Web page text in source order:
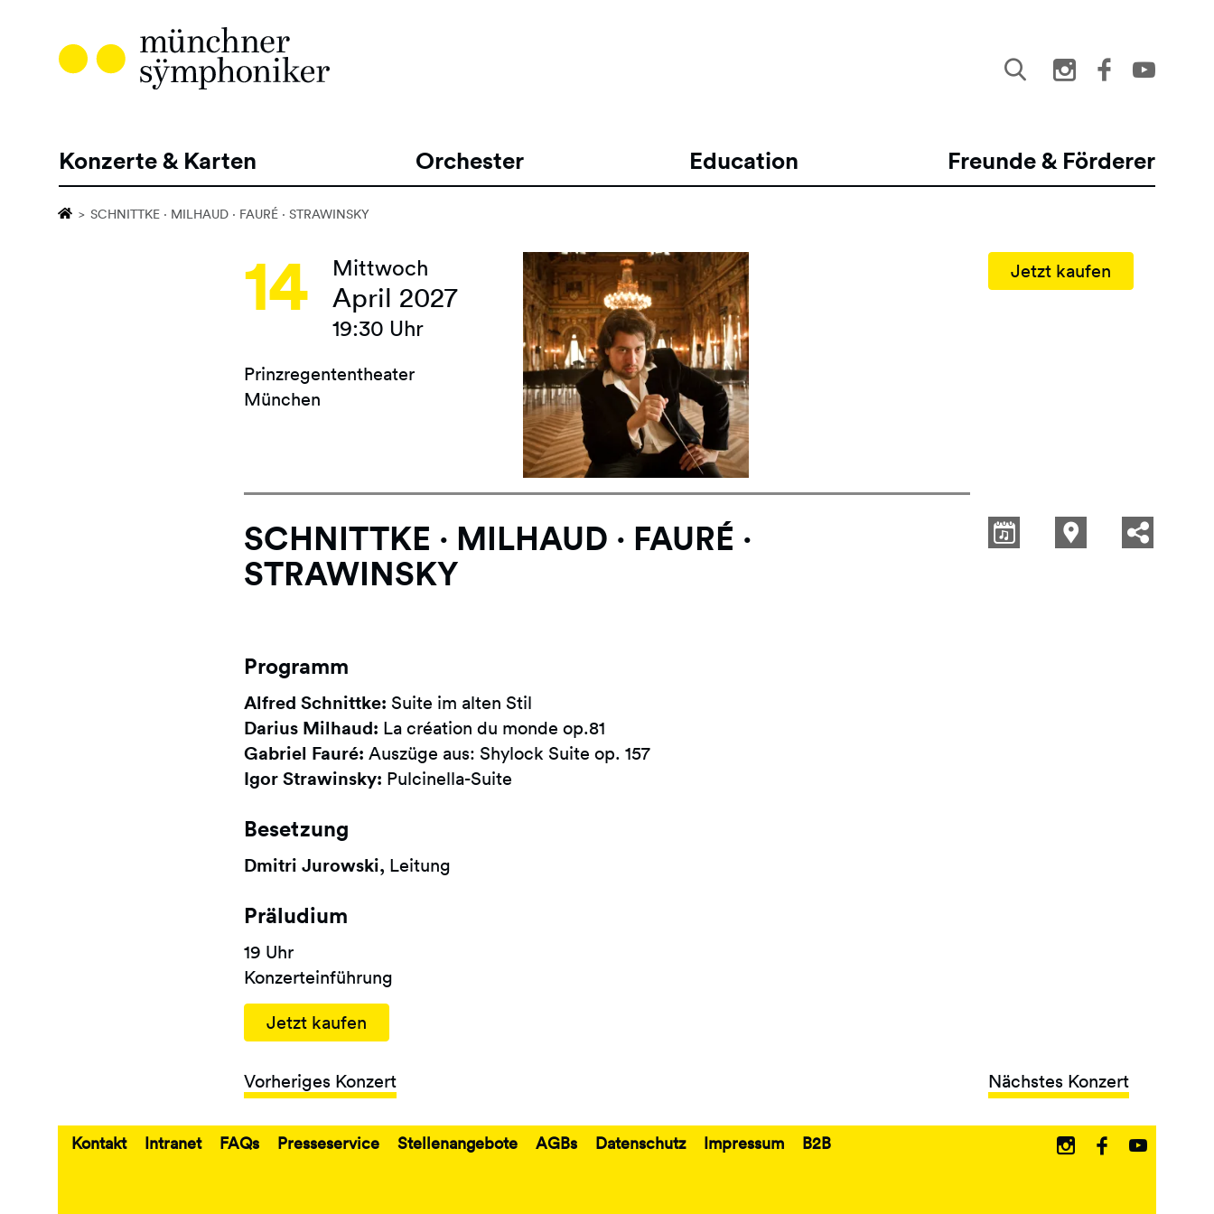
Hauptnavigation
Konzerte & Karten Orchester Education Freunde & Förderer
SCHNITTKE · MILHAUD · FAURÉ · STRAWINSKY
14 Mittwoch
April 2027
19:30 Uhr
Prinzregententheater
München
Jetzt kaufen
SCHNITTKE · MILHAUD · FAURÉ ·
STRAWINSKY
Programm
Alfred Schnittke: Suite im alten Stil
Darius Milhaud: La création du monde op.81
Gabriel Fauré: Auszüge aus: Shylock Suite op. 157
Igor Strawinsky: Pulcinella-Suite
Besetzung
Dmitri Jurowski, Leitung
Präludium
19 Uhr
Konzerteinführung
Jetzt kaufen
Vorheriges Konzert Nächstes Konzert
Kontakt Intranet FAQs Presseservice Stellenangebote AGBs Datenschutz Impressum B2B